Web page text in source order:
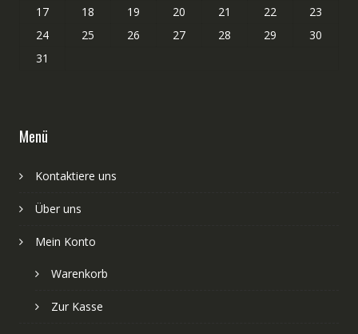
17
18 19 20 21 22
23
24
25 26 27 28 29
30
31
Menü
Kontaktiere uns
Über uns
Mein Konto
Warenkorb
Zur Kasse